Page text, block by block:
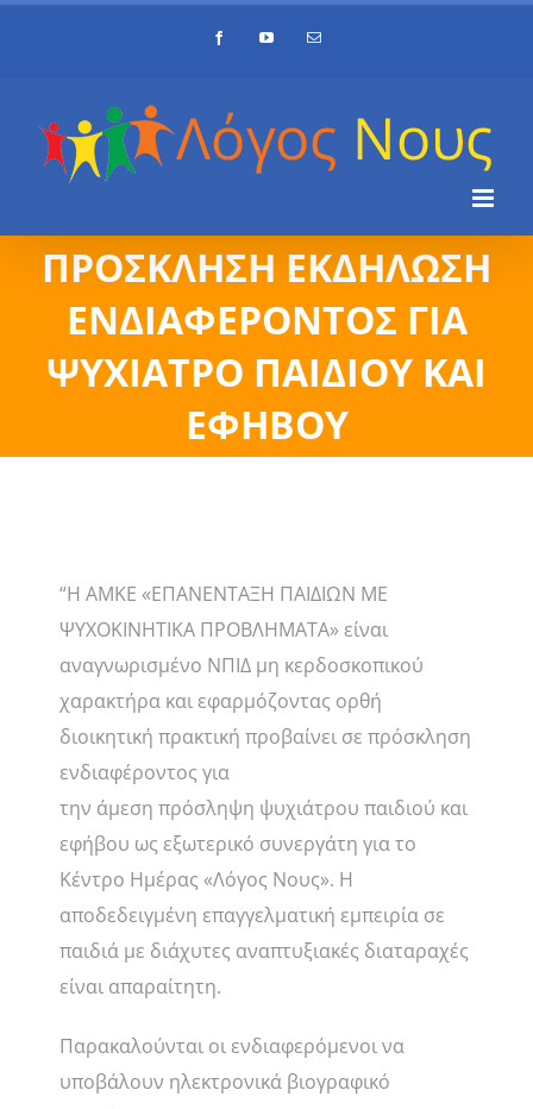
FacebookYouTubeEmail
ΠΡΟΣΚΛΗΣΗ ΕΚΔΗΛΩΣΗ
ΕΝΔΙΑΦΕΡΟΝΤΟΣ ΓΙΑ
ΨΥΧΙΑΤΡΟ ΠΑΙΔΙΟΥ ΚΑΙ
ΕΦΗΒΟΥ
“Η ΑΜΚΕ «ΕΠΑΝΕΝΤΑΞΗ ΠΑΙΔΙΩΝ ΜΕ
ΨΥΧΟΚΙΝΗΤΙΚΑ ΠΡΟΒΛΗΜΑΤΑ» είναι
αναγνωρισμένο ΝΠΙΔ μη κερδοσκοπικού
χαρακτήρα και εφαρμόζοντας ορθή
διοικητική πρακτική προβαίνει σε πρόσκληση
ενδιαφέροντος για
την άμεση πρόσληψη ψυχιάτρου παιδιού και
εφήβου ως εξωτερικό συνεργάτη για το
Κέντρο Ημέρας «Λόγος Νους». Η
αποδεδειγμένη επαγγελματική εμπειρία σε
παιδιά με διάχυτες αναπτυξιακές διαταραχές
είναι απαραίτητη.
Παρακαλούνται οι ενδιαφερόμενοι να
υποβάλουν ηλεκτρονικά βιογραφικό